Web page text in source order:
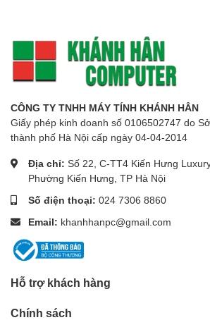
CÔNG TY TNHH MÁY TÍNH KHÁNH HÂN
Giấy phép kinh doanh số 0106502747 do
thành phố Hà Nội cấp ngày 04-04-2014
Địa chỉ: Số 22, C-TT4 Kiến Hưng
Phường Kiến Hưng, TP Hà Nội
Số điện thoại: 024 7306 8860
Email: khanhhanpc@gmail.com
Hỗ trợ khách hàng
Chính sách